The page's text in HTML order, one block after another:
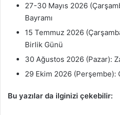
27-30 Mayıs 2026
Bayramı
15 Temmuz 2026
Birlik Günü
30 Ağustos 2026 (Pazar):
29 Ekim 2026 (Perşembe):
Bu yazılar da ilginizi çekebilir: